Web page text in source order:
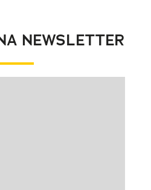
NEWSLETTER